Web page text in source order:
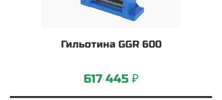
Гильотина GGR 600
617 445 ₽